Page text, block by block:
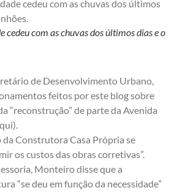
cedeu com as chuvas dos últimos dias e o
de Desenvolvimento Urbano,
feitos por este blog sobre
“reconstrução” de parte da Avenida
).
da Construtora Casa Própria se
os custos das obras corretivas”.
Monteiro disse que a
“se deu em função da necessidade”